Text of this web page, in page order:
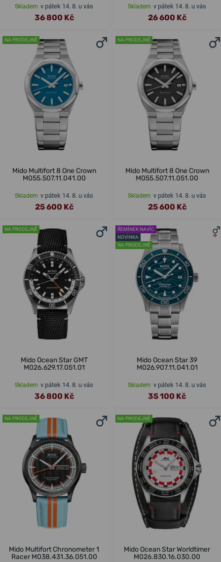
Skladem v pátek 14. 8. u vás
36 800 Kč
Skladem v pátek 14. 8. u vás
26 600 Kč
NA PRODEJNĚ
Mido Multifort 8 One Crown
M055.507.11.041.00
Skladem v pátek 14. 8. u vás
25 600 Kč
NA PRODEJNĚ
Mido Multifort 8 One Crown
M055.507.11.051.00
Skladem v pátek 14. 8. u vás
25 600 Kč
NA PRODEJNĚ
Mido Ocean Star GMT
M026.629.17.051.01
Skladem v pátek 14. 8. u vás
36 800 Kč
ŘEMÍNEK NAVÍC
NOVINKA
NA PRODEJNĚ
Mido Ocean Star 39
M026.907.11.041.01
Skladem v pátek 14. 8. u vás
35 100 Kč
NA PRODEJNĚ
Mido Multifort Chronometer 1
Racer M038.431.36.051.00
NA PRODEJNĚ
Mido Ocean Star Worldtimer
M026.830.16.030.00